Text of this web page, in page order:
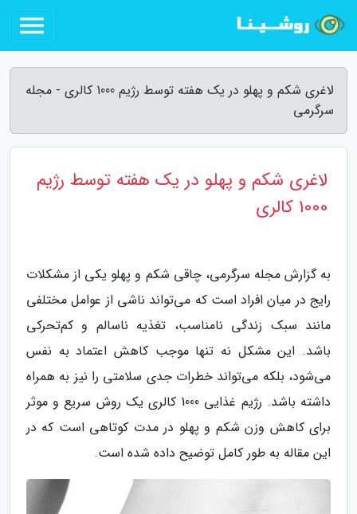
لاغری شکم و پهلو در یک هفته توسط رژیم 1000 کالری - مجله
سرگرمی
لاغری شکم و پهلو در یک هفته توسط رژیم
1000 کالری
به گزارش مجله سرگرمی، چاقی شکم و پهلو یکی از مشکلات
رایج در میان افراد است که می‌تواند ناشی از عوامل مختلفی
مانند سبک زندگی نامناسب، تغذیه ناسالم و کم‌تحرکی
باشد. این مشکل نه تنها موجب کاهش اعتماد به نفس
می‌شود، بلکه می‌تواند خطرات جدی سلامتی را نیز به همراه
داشته باشد. رژیم غذایی 1000 کالری یک روش سریع و موثر
برای کاهش وزن شکم و پهلو در مدت کوتاهی است که در
این مقاله به طور کامل توضیح داده شده است.